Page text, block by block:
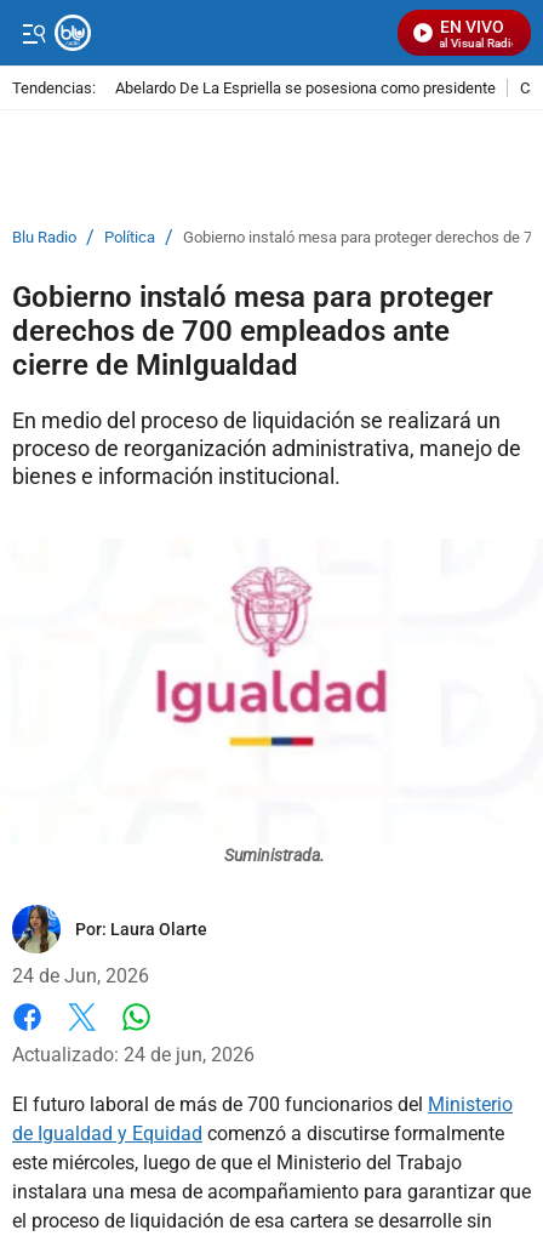
EN VIVO
Señal Visual Radio
Tendencias: Abelardo De La Espriella se posesiona como presidente
Blu Radio / Política / Gobierno instaló mesa para proteger derechos de
Gobierno instaló mesa para proteger
derechos de 700 empleados ante
cierre de MinIgualdad
En medio del proceso de liquidación se realizará un
proceso de reorganización administrativa, manejo de
bienes e información institucional.
Suministrada.
Por: Laura Olarte
24 de Jun, 2026
Facebook
X
Actualizado: 24 de jun, 2026
El futuro laboral de más de 700 funcionarios del Ministerio
de Igualdad y Equidad comenzó a discutirse formalmente
este miércoles, luego de que el Ministerio del Trabajo
instalara una mesa de acompañamiento para garantizar que
el proceso de liquidación de esa cartera se desarrolle sin